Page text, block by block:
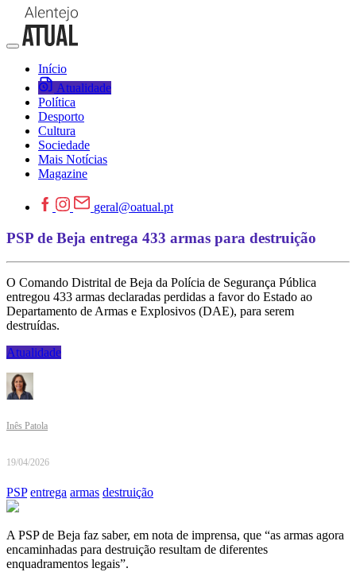
Início
Atualidade
Política
Desporto
Cultura
Sociedade
Mais Notícias
Magazine
geral@oatual.pt
PSP de Beja entrega 433 armas para destruição
O Comando Distrital de Beja da Polícia de Segurança Pública
entregou 433 armas declaradas perdidas a favor do Estado ao
Departamento de Armas e Explosivos (DAE), para serem
destruídas.
Atualidade
Inês Patola
19/04/2026
PSP entrega armas destruição
A PSP de Beja faz saber, em nota de imprensa, que “as armas agora
encaminhadas para destruição resultam de diferentes
enquadramentos legais”.